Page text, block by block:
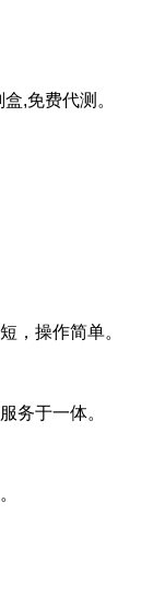
,免费代测。
，操作简单。
务于一体。